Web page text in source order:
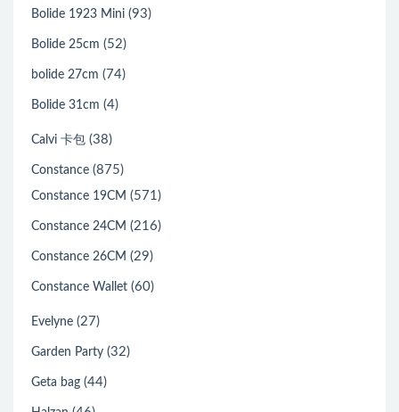
Bolide 1923 Mini (93)
Bolide 25cm (52)
bolide 27cm (74)
Bolide 31cm (4)
Calvi 卡包 (38)
Constance (875)
Constance 19CM (571)
Constance 24CM (216)
Constance 26CM (29)
Constance Wallet (60)
Evelyne (27)
Garden Party (32)
Geta bag (44)